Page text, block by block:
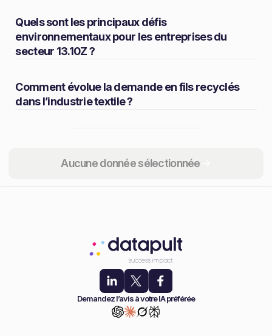
Aucune donnée sélectionnée
Quels sont les principaux défis
environnementaux pour les entreprises du
secteur 13.10Z ?
Comment évolue la demande en fils recyclés
dans l’industrie textile ?
Partager
Demandez l’avis à votre IA préférée